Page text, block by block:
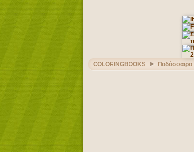
COLORINGBOOKS Ποδόσφαιρο